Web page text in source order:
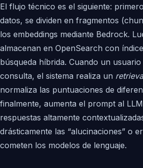
El flujo técnico es el siguiente:
datos, se dividen en fragmentos
los embeddings mediante Bedrock.
almacenan en OpenSearch con
búsqueda híbrida. Cuando un
consulta, el sistema realiza un
normaliza las puntuaciones de
finalmente, aumenta el prompt al
respuestas altamente
drásticamente las “alucinaciones” o
cometen los modelos de lenguaje.